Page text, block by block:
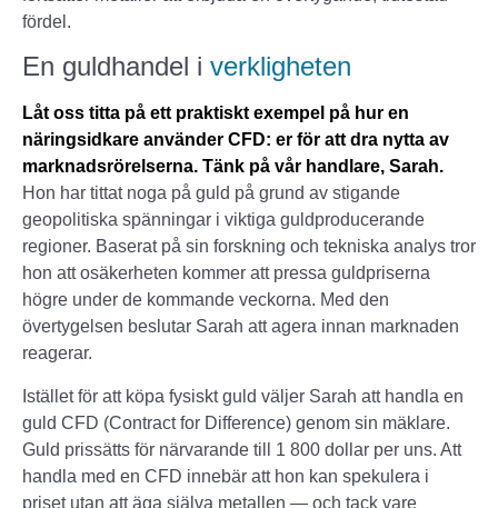
fördel.
En guldhandel i verkligheten
Låt oss titta på ett praktiskt exempel på hur en
näringsidkare använder CFD: er för att dra nytta av
marknadsrörelserna. Tänk på vår handlare, Sarah.
Hon har tittat noga på guld på grund av stigande
geopolitiska spänningar i viktiga guldproducerande
regioner. Baserat på sin forskning och tekniska analys tror
hon att osäkerheten kommer att pressa guldpriserna
högre under de kommande veckorna. Med den
övertygelsen beslutar Sarah att agera innan marknaden
reagerar.
Istället för att köpa fysiskt guld väljer Sarah att handla en
guld CFD (Contract for Difference) genom sin mäklare.
Guld prissätts för närvarande till 1 800 dollar per uns. Att
handla med en CFD innebär att hon kan spekulera i
priset utan att äga själva metallen — och tack vare